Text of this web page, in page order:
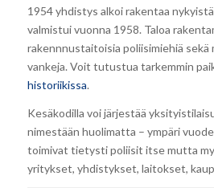
1954 yhdistys alkoi rakentaa
valmistui vuonna 1958. Taloa
rakennnustaitoisia poliisimiehiä sekä
vankeja. Voit tutustua tarkemmin
historiikissa.
Kesäkodilla voi järjestää
nimestään huolimatta – ympäri
toimivat tietysti poliisit itse mutta
yritykset, yhdistykset, laitokset,